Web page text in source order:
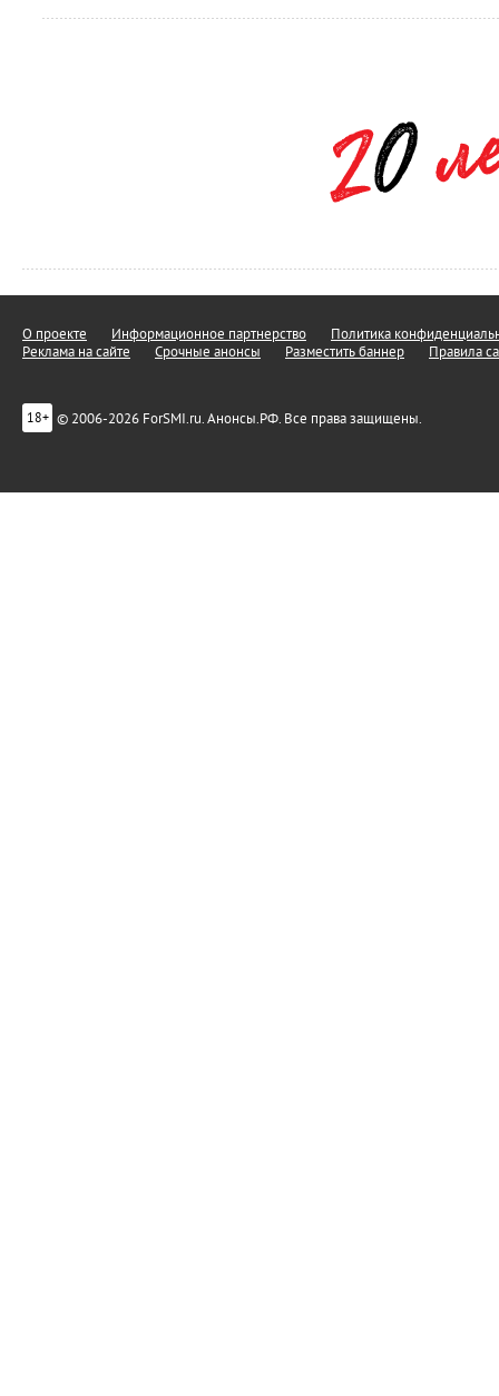
О проекте Информационное партнерство
Политика
Реклама на сайте
Срочные анонсы Разместить баннер Правила
18+ © 2006-2026 ForSMI.ru. Анонсы.РФ. Все права защищены.